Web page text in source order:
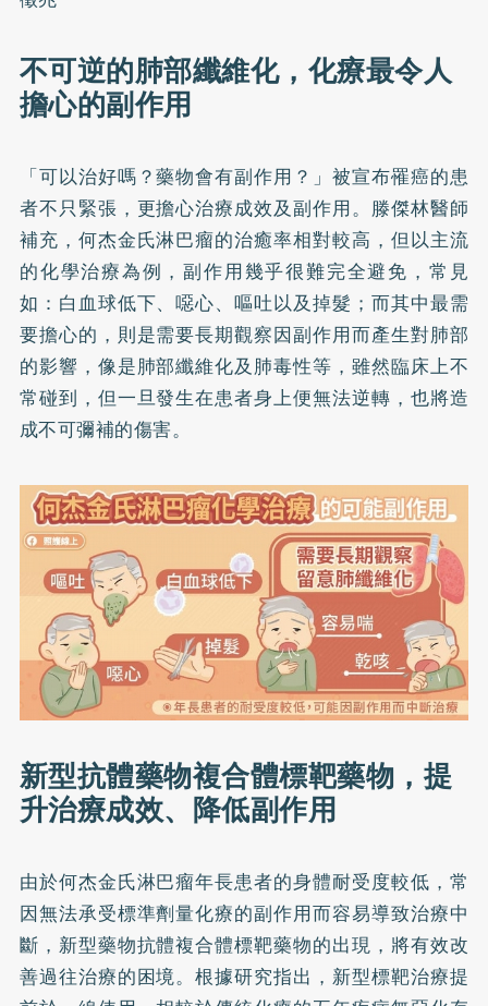
不可逆的肺部纖維化，化療最令人
擔心的副作用
「可以治好嗎？藥物會有副作用？」被宣布罹癌的患
者不只緊張，更擔心治療成效及副作用。滕傑林醫師
補充，何杰金氏淋巴瘤的治癒率相對較高，但以主流
的化學治療為例，副作用幾乎很難完全避免，常見
如：白血球低下、噁心、嘔吐以及掉髮；而其中最需
要擔心的，則是需要長期觀察因副作用而產生對肺部
的影響，像是肺部纖維化及肺毒性等，雖然臨床上不
常碰到，但一旦發生在患者身上便無法逆轉，也將造
成不可彌補的傷害。
新型抗體藥物複合體標靶藥物，提
升治療成效、降低副作用
由於何杰金氏淋巴瘤年長患者的身體耐受度較低，常
因無法承受標準劑量化療的副作用而容易導致治療中
斷，新型藥物抗體複合體標靶藥物的出現，將有效改
善過往治療的困境。根據研究指出，新型標靶治療提